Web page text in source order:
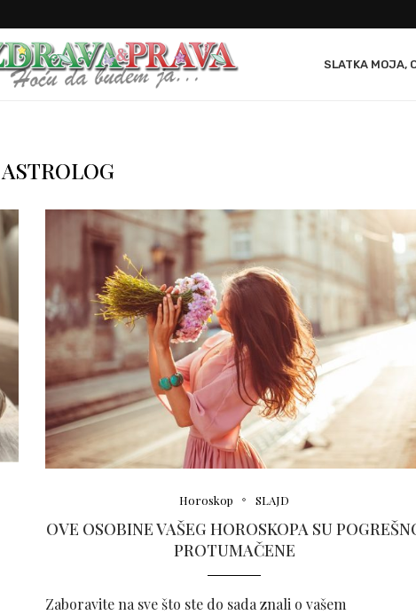
SLATKA MOJA,
ASTROLOG
Horoskop SLAJD
OVE OSOBINE VAŠEG HOROSKOPA SU
PROTUMAČENE
Zaboravite na sve što ste do sada znali o vašem